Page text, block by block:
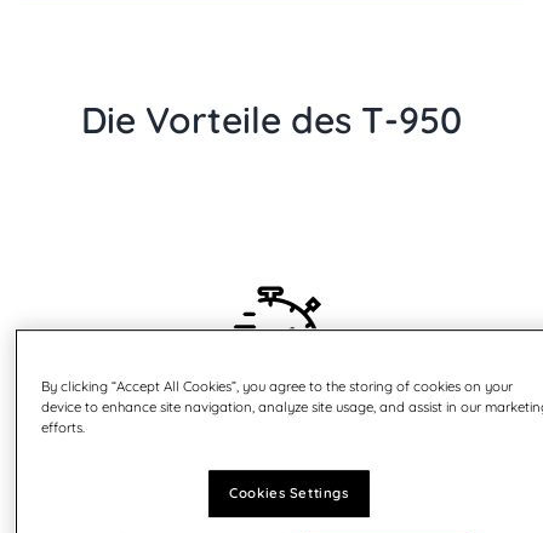
Die Vorteile des T-950
Leistungsstark
By clicking “Accept All Cookies”, you agree to the storing of cookies on your
device to enhance site navigation, analyze site usage, and assist in our
efforts.
Cookies Settings